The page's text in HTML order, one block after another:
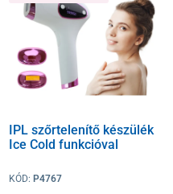
IPL szőrtelenítő készülék
Ice Cold funkcióval
KÓD:P4767